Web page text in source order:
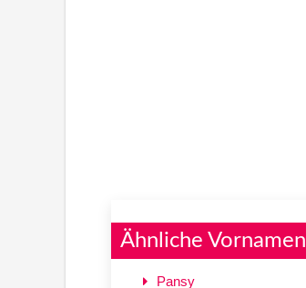
Ähnliche Vornamen
Pansy